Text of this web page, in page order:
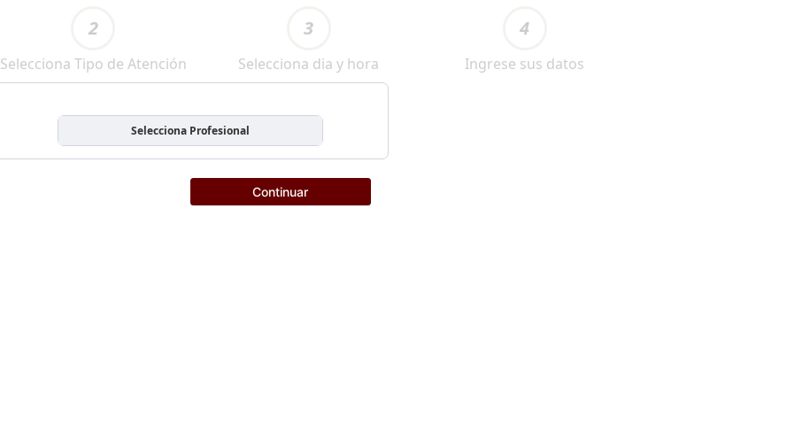
2
Selecciona Tipo de Atención
3
Selecciona dia y hora
4
Ingrese sus datos
Selecciona Profesional
Continuar